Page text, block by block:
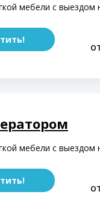
мебели с выездом
мебели с выездом